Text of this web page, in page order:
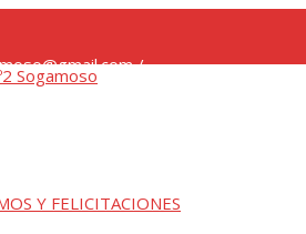
/
Y FELICITACIONES